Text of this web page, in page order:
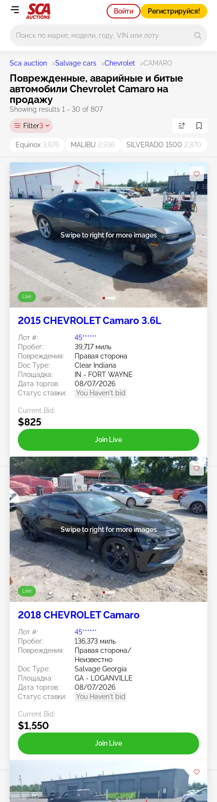
Войти Регистрируйся!
Sca auction >Salvage cars >Chevrolet >CAMARO
Поврежденные, аварийные и битые
автомобили Chevrolet Camaro на
продажу
Showing results 1 - 30 of 807
Filter3
Equinox 3,876 MALIBU 2,936 SILVERADO 1500 2,870
Live
Swipe to right for more images
2015 CHEVROLET Camaro 3.6L
Лот #:
45******
Пробег:
39,717 миль
Повреждения:
Правая сторона
Doc Type:
Clear Indiana
Площадка:
IN - FORT WAYNE
Дата торгов:
08/07/2026
Статус ставки:
You Haven't bid
Current Bid:
$825
Join Live
Live
Swipe to right for more images
2018 CHEVROLET Camaro
Лот #:
45******
Пробег:
136,373 миль
Повреждения:
Правая сторона/
Неизвестно
Doc Type:
Salvage Georgia
Площадка:
GA - LOGANVILLE
Дата торгов:
08/07/2026
Статус ставки:
You Haven't bid
Current Bid:
$1,550
Join Live